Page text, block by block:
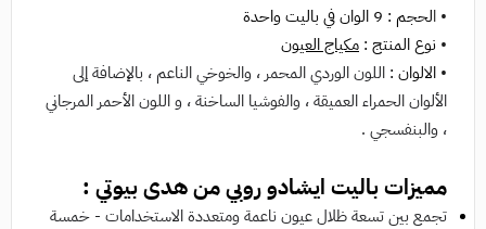
• الحجم : 9 الوان في باليت واحدة
• نوع المنتج : مكياج العيون
• الالوان : اللون الوردي المحمر ، والخوخي الناعم ، بالإضافة إلى
الألوان الحمراء العميقة ، والفوشيا الساخنة ، و اللون الأحمر المرجاني
، والبنفسجي .
مميزات باليت ايشادو روبي من هدى بيوتي :
تجمع بين تسعة ظلال عيون ناعمة ومتعددة الاستخدامات - خمسة